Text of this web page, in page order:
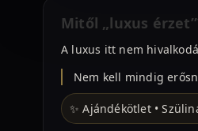
Mitől „luxus
A luxus itt nem
Nem kell mindig
✨ Ajándékötlet •